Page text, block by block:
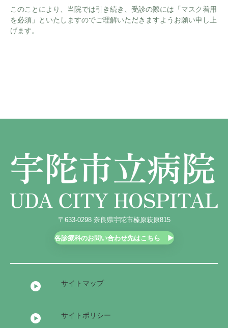
このことにより、当院では引き続き、受診の際には「マスク着用
を必須」といたしますのでご理解いただきますようお願い申し上
げます。
〒633-0298 奈良県宇陀市榛原萩原815
各診療科のお問い合わせ先はこちら
サイトマップ
サイトポリシー